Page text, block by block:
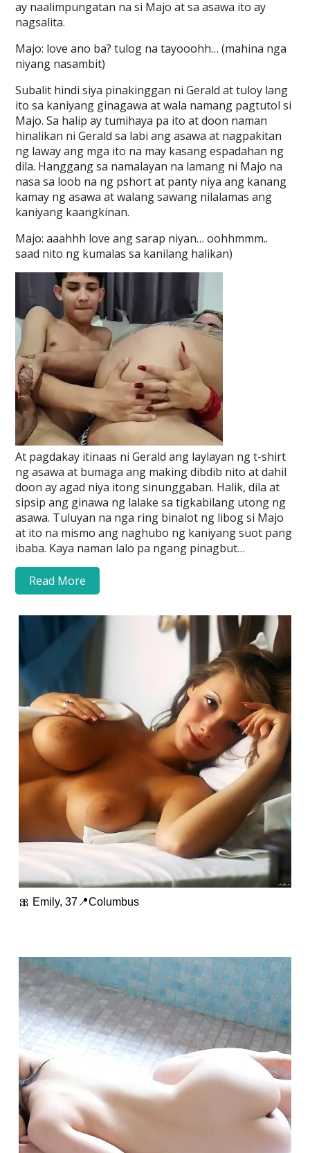
ay naalimpungatan na si Majo at sa asawa ito ay
nagsalita.
Majo: love ano ba? tulog na tayooohh… (mahina nga
niyang nasambit)
Subalit hindi siya pinakinggan ni Gerald at tuloy lang
ito sa kaniyang ginagawa at wala namang pagtutol si
Majo. Sa halip ay tumihaya pa ito at doon naman
hinalikan ni Gerald sa labi ang asawa at nagpakitan
ng laway ang mga ito na may kasang espadahan ng
dila. Hanggang sa namalayan na lamang ni Majo na
nasa sa loob na ng pshort at panty niya ang kanang
kamay ng asawa at walang sawang nilalamas ang
kaniyang kaangkinan.
Majo: aaahhh love ang sarap niyan… oohhmmm..
saad nito ng kumalas sa kanilang halikan)
At pagdakay itinaas ni Gerald ang laylayan ng t-shirt
ng asawa at bumaga ang making dibdib nito at dahil
doon ay agad niya itong sinunggaban. Halik, dila at
sipsip ang ginawa ng lalake sa tigkabilang utong ng
asawa. Tuluyan na nga ring binalot ng libog si Majo
at ito na mismo ang naghubo ng kaniyang suot pang
ibaba. Kaya naman lalo pa ngang pinagbut…
Read More
🎀 Emily, 37📍Columbus